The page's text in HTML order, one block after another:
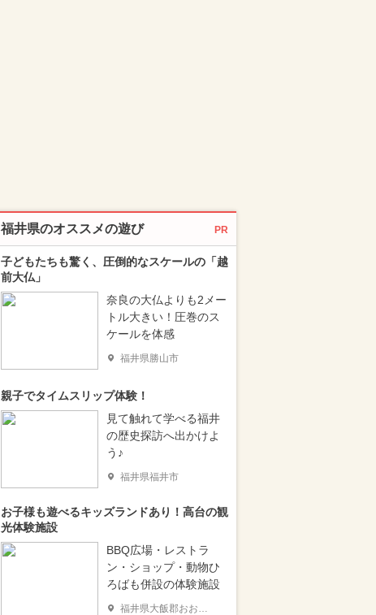
福井県のオススメの遊び PR
子どもたちも驚く、圧倒的なスケールの「越
前大仏」
奈良の大仏よりも2メー
トル大きい！圧巻のス
ケールを体感
福井県勝山市
親子でタイムスリップ体験！
見て触れて学べる福井
の歴史探訪へ出かけよ
う♪
福井県福井市
お子様も遊べるキッズランドあり！高台の観
光体験施設
BBQ広場・レストラ
ン・ショップ・動物ひ
ろばも併設の体験施設
福井県大飯郡おおい町